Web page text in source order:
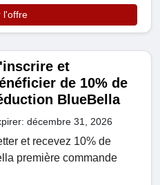
l'offre
et
de 10% de
BlueBella
décembre 31, 2026
et recevez 10% de
première commande